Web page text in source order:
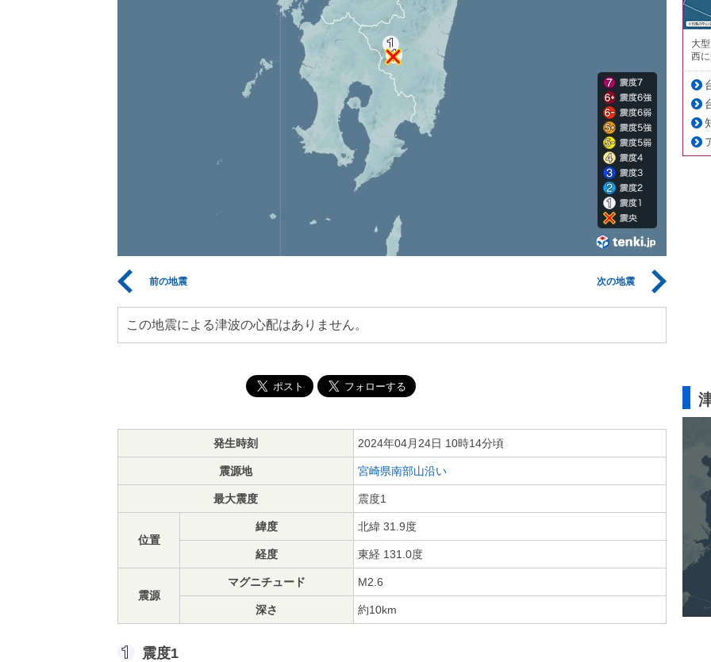
前の地震 次の地震
この地震による津波の心配はありません。
発生時刻 2024年04月24日 10時14分頃
震源地 宮崎県南部山沿い
最大震度 震度1
位置
緯度 北緯 31.9度
経度 東経 131.0度
震源
マグニチュード M2.6
深さ 約10km
震度1
大
西